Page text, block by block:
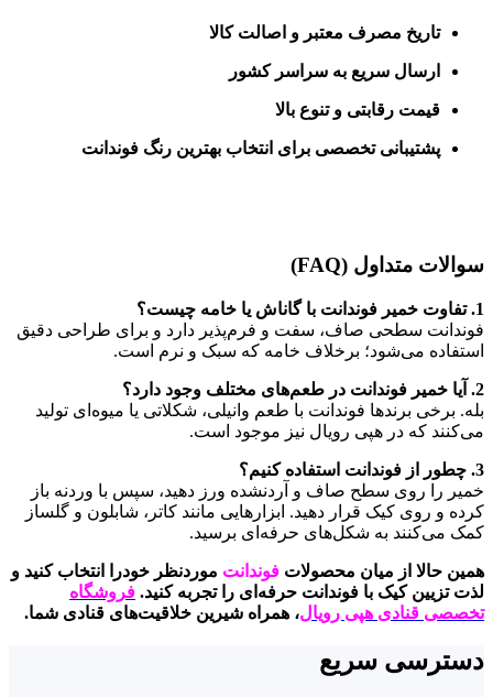
تاریخ مصرف معتبر و اصالت کالا
ارسال سریع به سراسر کشور
قیمت رقابتی و تنوع بالا
پشتیبانی تخصصی برای انتخاب بهترین رنگ فوندانت
سوالات متداول (FAQ)
1. تفاوت خمیر فوندانت با گاناش یا خامه چیست؟
فوندانت سطحی صاف، سفت و فرم‌پذیر دارد و برای طراحی دقیق
استفاده می‌شود؛ برخلاف خامه که سبک و نرم است.
2. آیا خمیر فوندانت در طعم‌های مختلف وجود دارد؟
بله. برخی برندها فوندانت با طعم وانیلی، شکلاتی یا میوه‌ای تولید
می‌کنند که در هپی رویال نیز موجود است.
3. چطور از فوندانت استفاده کنیم؟
خمیر را روی سطح صاف و آردنشده ورز دهید، سپس با وردنه باز
کرده و روی کیک قرار دهید. ابزارهایی مانند کاتر، شابلون و گلساز
کمک می‌کنند به شکل‌های حرفه‌ای برسید.
همین حالا از میان محصولات فوندانت موردنظر خودرا انتخاب کنید و
لذت تزیین کیک با فوندانت حرفه‌ای را تجربه کنید. فروشگاه
تخصصی قنادی هپی رویال، همراه شیرین خلاقیت‌های قنادی شما.
دسترسی سریع